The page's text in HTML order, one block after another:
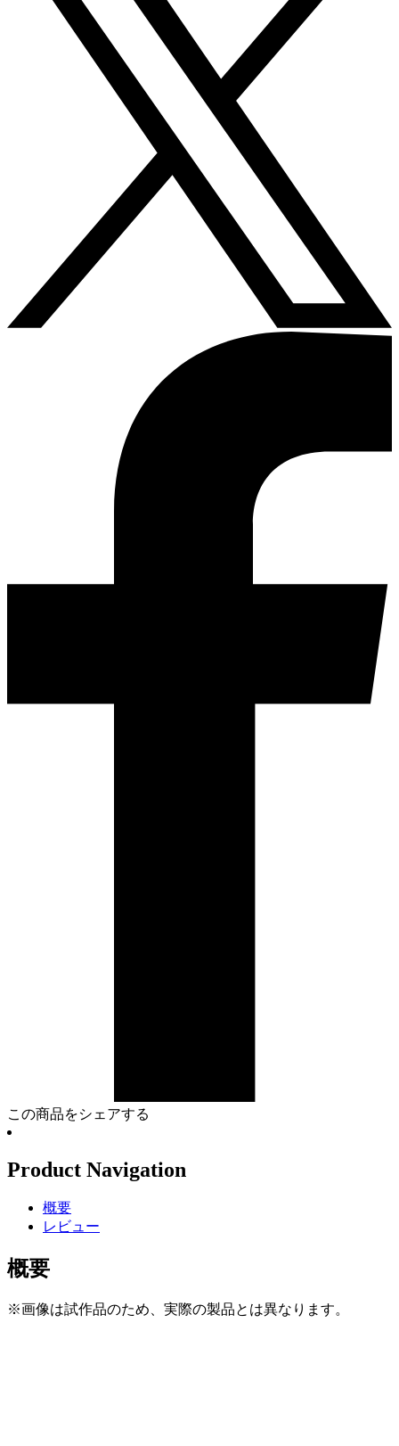
この商品をシェアする
Product Navigation
概要
レビュー
概要
※画像は試作品のため、実際の製品とは異なります。